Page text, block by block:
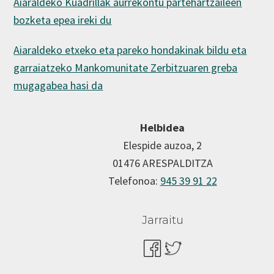
bozketa epea ireki du
Aiaraldeko etxeko eta pareko hondakinak bildu eta
garraiatzeko Mankomunitate Zerbitzuaren greba
mugagabea hasi da
Helbidea
Elespide auzoa, 2
01476 ARESPALDITZA
Telefonoa: 945 39 91 22
Jarraitu